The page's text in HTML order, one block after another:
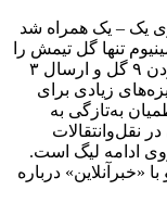
یک – یک همراه شد
تنها گل تیمش را
وارد دروازه استقلال کرد. او که این فصل با زدن ۹ گل و ارسال ۳
زیادی برای
به‌تازگی به
نقل‌وانتقالات
ادامه لیگ است.
«خبرآنلاین» درباره